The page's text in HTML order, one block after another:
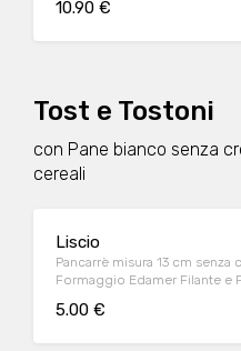
ai ferri, ricotta affumicata
10.90 €
Tost e Tostoni
con Pane bianco senza
cereali
Liscio
Pancarrè misura 13 cm senza
Formaggio Edamer Filante e
5.00 €